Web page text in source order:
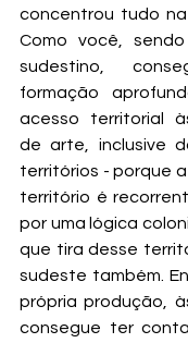
concentrou tudo na
Como você,
sudestino,
formação
acesso territorial
de arte, inclusive
territórios - porque
território é
por uma lógica
que tira desse
sudeste também.
própria produção,
consegue ter